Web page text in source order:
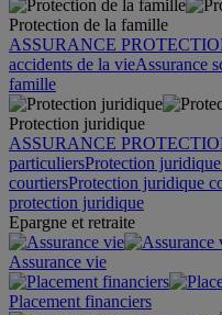
Protection de la famille
ASSURANCE
accidents de la vieAssurance
famille
Protection juridique
ASSURANCE
particuliersProtection
courtiersProtection juridique
protection juridique
Epargne et retraite
Assurance vie
Placement financiers